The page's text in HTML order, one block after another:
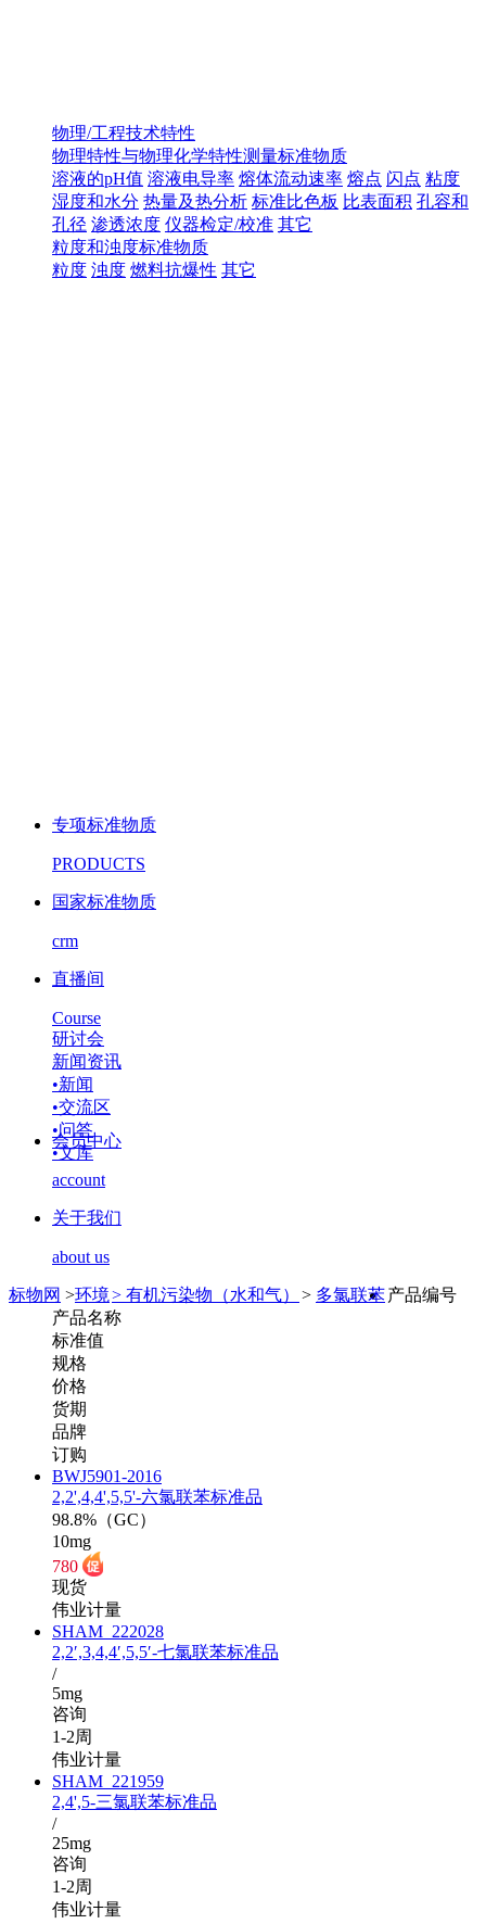
物理/工程技术特性
物理特性与物理化学特性测量标准物质
溶液的pH值 溶液电导率 熔体流动速率 熔点 闪点 粘度
湿度和水分 热量及热分析 标准比色板 比表面积 孔容和
孔径 渗透浓度 仪器检定/校准 其它
粒度和浊度标准物质
粒度 浊度 燃料抗爆性 其它
专项标准物质
PRODUCTS
国家标准物质
crm
直播间
Course
研讨会
新闻资讯
•新闻
•交流区
•问答
•文库
会员中心
account
关于我们
about us
标物网 >环境> 有机污染物（水和气） > 多氯联苯产品编号
产品名称
标准值
规格
价格
货期
品牌
订购
BWJ5901-2016
2,2',4,4',5,5'-六氯联苯标准品
98.8%（GC）
10mg
780
现货
伟业计量
SHAM_222028
2,2′,3,4,4′,5,5′-七氯联苯标准品
/
5mg
咨询
1-2周
伟业计量
SHAM_221959
2,4',5-三氯联苯标准品
/
25mg
咨询
1-2周
伟业计量